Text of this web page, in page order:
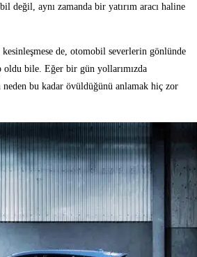
değil, aynı zamanda bir yatırım aracı haline
kesinleşmese de, otomobil severlerin gönlünde
bile. Eğer bir gün yollarımızda
neden bu kadar övüldüğünü anlamak hiç zor